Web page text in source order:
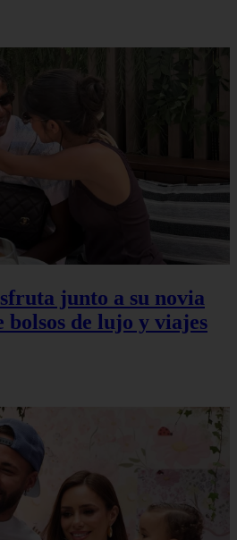
junto a su novia
de lujo y viajes